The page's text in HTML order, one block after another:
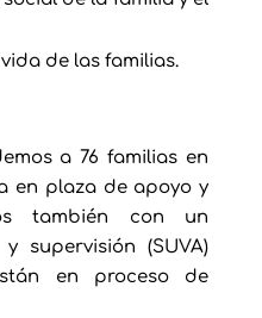
de las familias.
a 76 familias en
en plaza de apoyo y
también con un
supervisión (SUVA)
en proceso de